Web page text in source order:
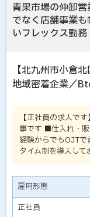
青果市場の仲卸
でなく店舗事業
いフレックス勤務
【北九州市小倉
地域密着企業／
【正社員の求人で
事です ■仕入れ・
経験からでもOJT
タイム制を導入し
雇用形態
正社員